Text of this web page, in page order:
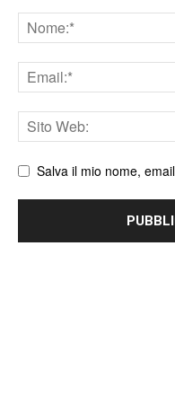
Nome
Email
Sito
web
Salva il mio nome,